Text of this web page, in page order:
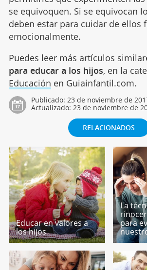
se equivoquen. Si se equivocan
deben estar para cuidar de ellos
emocionalmente.
Puedes leer más artículos
para educar a los hijos, en la
Educación en Guiainfantil.com.
Publicado: 23 de noviembre de
Actualizado: 23 de noviembre de
RELACIONADOS
Educar en valores a
los hijos
La
para